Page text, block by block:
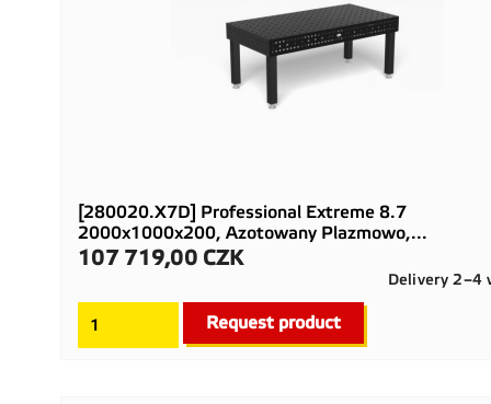
[280020.X7D] Professional Extreme 8.7
2000x1000x200, Azotowany Plazmowo,...
Cena
107 719,00 CZK
Delivery 2–4
Request product